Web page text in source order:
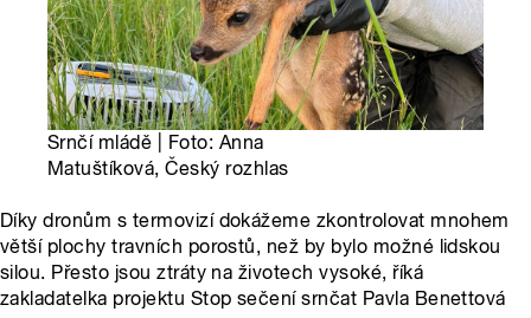
Srnčí mládě | Foto: Anna
Matuštíková, Český rozhlas
Díky dronům s termovizí dokážeme zkontrolovat mnohem
větší plochy travních porostů, než by bylo možné lidskou
silou. Přesto jsou ztráty na životech vysoké, říká
zakladatelka projektu Stop sečení srnčat Pavla Benettová